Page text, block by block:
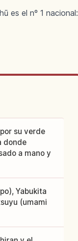
es el nº 1 nacional:
su verde
donde
a mano y
Yabukita
(umami